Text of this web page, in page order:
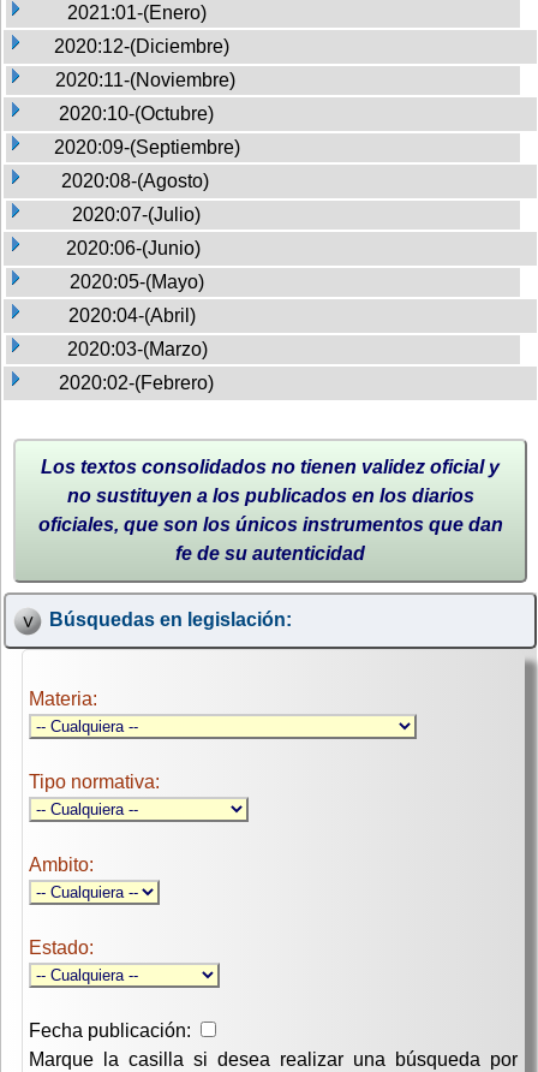
2021:01-(Enero)
2020:12-(Diciembre)
2020:11-(Noviembre)
2020:10-(Octubre)
2020:09-(Septiembre)
2020:08-(Agosto)
2020:07-(Julio)
2020:06-(Junio)
2020:05-(Mayo)
2020:04-(Abril)
2020:03-(Marzo)
2020:02-(Febrero)
Los textos consolidados no tienen validez oficial y
no sustituyen a los publicados en los diarios
oficiales, que son los únicos instrumentos que dan
fe de su autenticidad
Búsquedas en legislación:
Materia:
Tipo normativa:
Ambito:
Estado:
Fecha publicación:
Marque la casilla si desea realizar una búsqueda por